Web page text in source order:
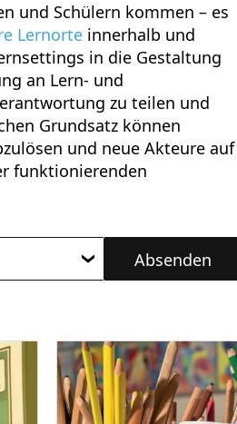
und Schülern kommen – es
Lernorte innerhalb und
in die Gestaltung
an Lern- und
zu teilen und
Grundsatz können
und neue Akteure auf
funktionierenden
Absenden